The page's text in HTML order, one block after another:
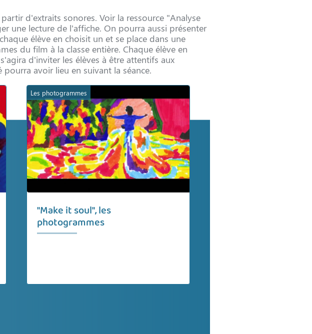
d'extraits sonores. Voir la ressource "Analyse
une lecture de l'affiche. On pourra aussi présenter
élève en choisit un et se place dans une
du film à la classe entière. Chaque élève en
d'inviter les élèves à être attentifs aux
avoir lieu en suivant la séance.
Les photogrammes
"Make it soul", les
photogrammes